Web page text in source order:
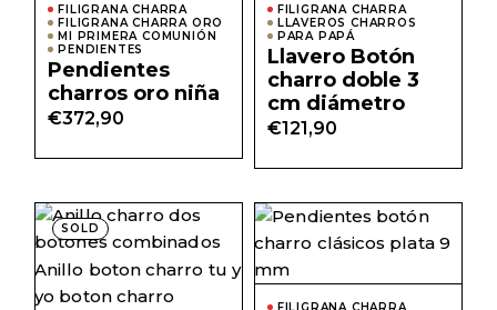
FILIGRANA CHARRA
FILIGRANA CHARRA ORO
MI PRIMERA COMUNIÓN
PENDIENTES
Pendientes
charros oro niña
€372,90
FILIGRANA CHARRA
LLAVEROS CHARROS
PARA PAPÁ
Llavero Botón
charro doble 3
cm diámetro
€121,90
SOLD
FILIGRANA CHARRA